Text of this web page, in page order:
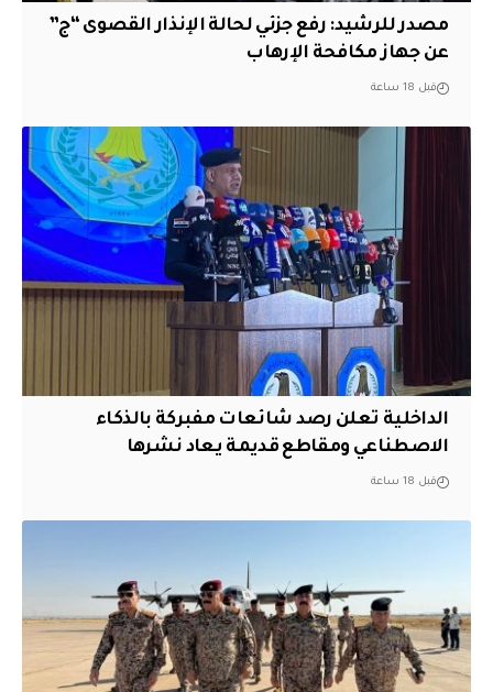
مصدر للرشيد: رفع جزئي لحالة الإنذار القصوى “ج”
عن جهاز مكافحة الإرهاب
قبل 18 ساعة
الداخلية تعلن رصد شائعات مفبركة بالذكاء
الاصطناعي ومقاطع قديمة يعاد نشرها
قبل 18 ساعة